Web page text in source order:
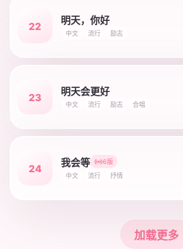
22
明天，你好
中文 流行 励志
23
明天会更好
中文 流行 励志 合唱
24
我会等
6版
中文
流行 抒情
加载更多